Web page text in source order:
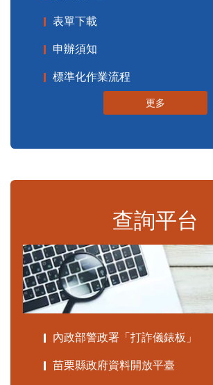
表單下載
申辦須知
標準化作業流程
更多
查詢平台
內政部警政署「打詐儀錶板」
苗栗縣政府資料開放平臺